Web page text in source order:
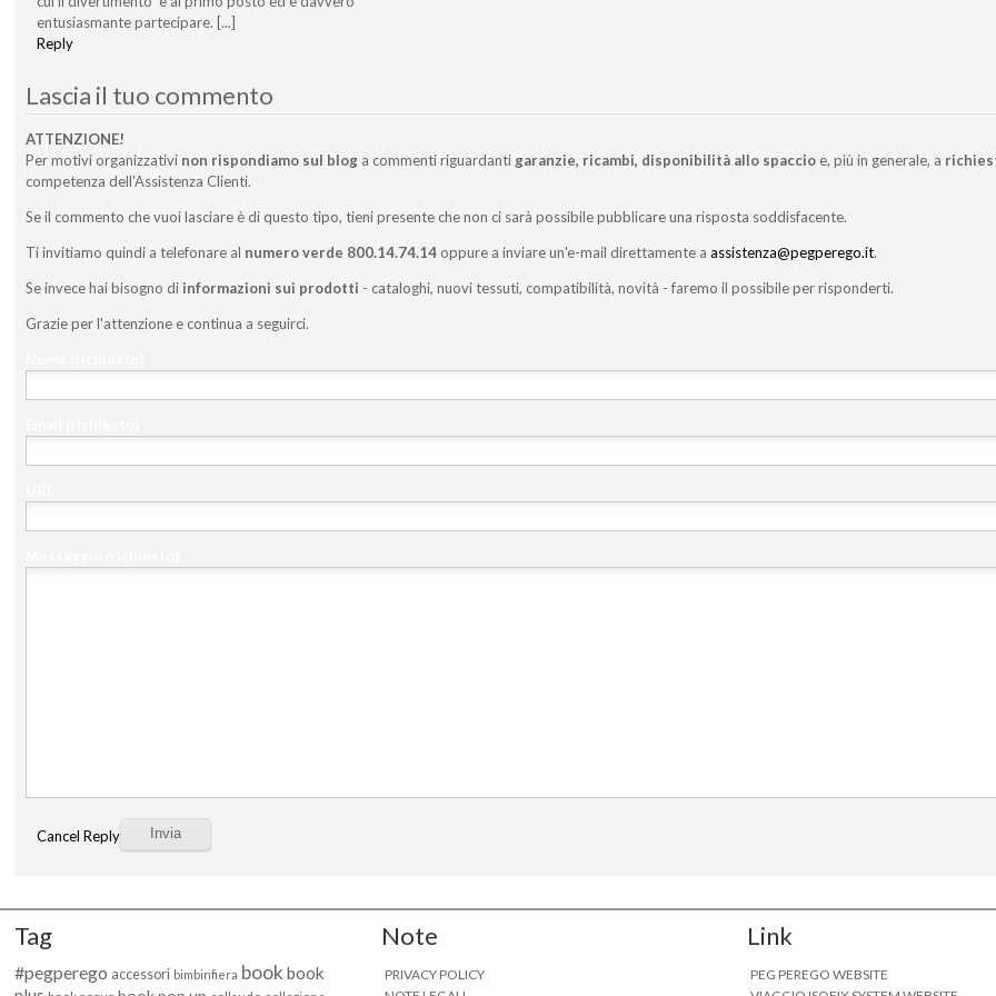
entusiasmante partecipare. [...]
Reply
Lascia il tuo commento
ATTENZIONE!
Per motivi organizzativi non rispondiamo sul blog a commenti riguardanti garanzie, ricambi, disponibilità allo spaccio e, più in generale, a
competenza dell'Assistenza Clienti.
Se il commento che vuoi lasciare è di questo tipo, tieni presente che non ci sarà possibile pubblicare una risposta soddisfacente.
Ti invitiamo quindi a telefonare al numero verde 800.14.74.14 oppure a inviare un'e-mail direttamente aassistenza@pegperego.it.
Se invece hai bisogno di informazioni sui prodotti - cataloghi, nuovi tessuti, compatibilità, novità - faremo il possibile per risponderti.
Grazie per l'attenzione e continua a seguirci.
Cancel Reply
Tag
#pegperego accessori bimbinfiera book book
Note
PRIVACY POLICY
Link
PEG PEREGO WEBSITE